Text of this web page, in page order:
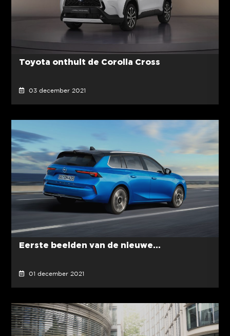
Toyota onthult de Corolla Cross
03 december 2021
Eerste beelden van de nieuwe...
01 december 2021